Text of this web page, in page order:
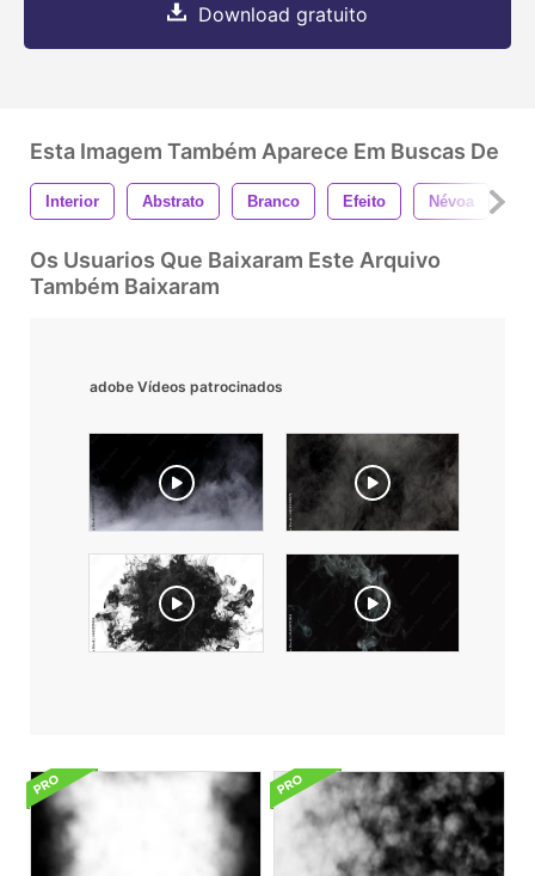
Download gratuito
Esta Imagem Também Aparece Em Buscas De
Interior Abstrato Branco Efeito Névoa
Os Usuarios Que Baixaram Este Arquivo
Também Baixaram
adobe Vídeos patrocinados